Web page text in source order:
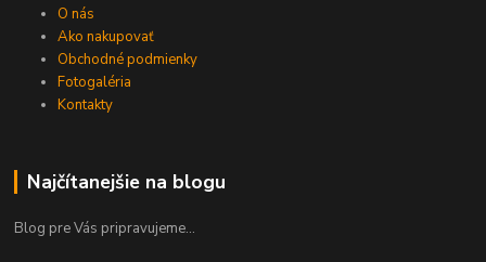
O nás
Ako nakupovať
Obchodné podmienky
Fotogaléria
Kontakty
Najčítanejšie na blogu
Blog pre Vás pripravujeme...